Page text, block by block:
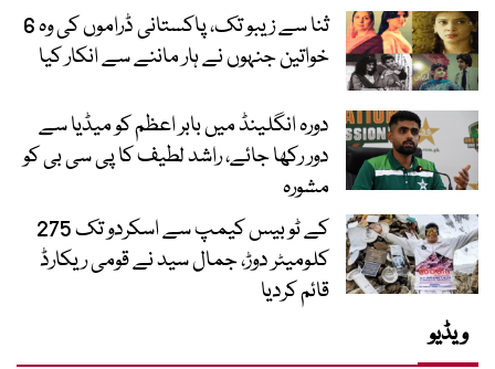
ثنا سے زیبو تک، پاکستانی ڈراموں کی وہ 6
خواتین جنہوں نے ہار ماننے سے انکار کیا
دورہ انگلینڈ میں بابر اعظم کو میڈیا سے
دور رکھا جائے، راشد لطیف کا پی سی بی کو
مشورہ
کے ٹو بیس کیمپ سے اسکردو تک 275
کلومیٹر دوڑ، جمال سید نے قومی ریکارڈ
قائم کردیا
ویڈیو